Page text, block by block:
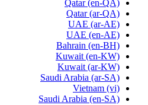
Qatar (en-QA)
Qatar (ar-QA)
UAE (ar-AE)
UAE (en-AE)
Bahrain (en-BH)
Kuwait (en-KW)
Kuwait (ar-KW)
Saudi Arabia (ar-SA)
Vietnam (vi)
Saudi Arabia (en-SA)